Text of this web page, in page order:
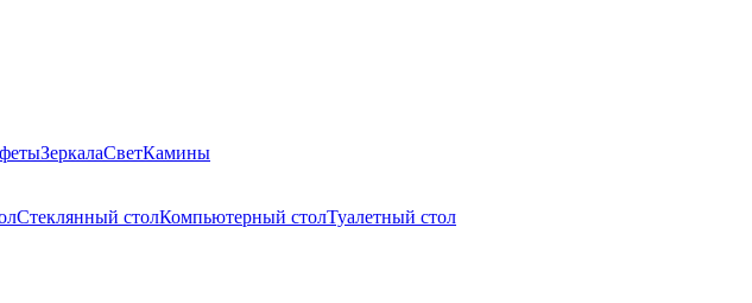
ЗеркалаСветКамины
Стеклянный столКомпьютерный столТуалетный стол